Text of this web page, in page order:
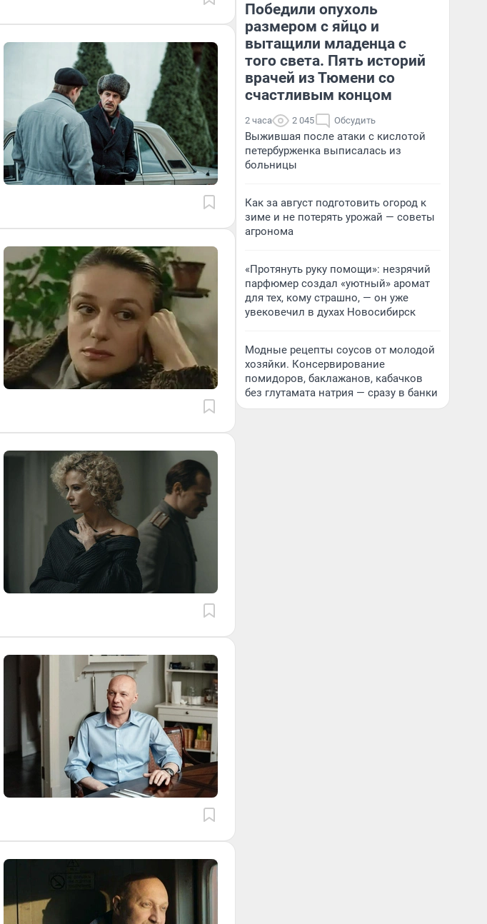
Победили опухоль
размером с яйцо и
вытащили младенца с
того света. Пять историй
врачей из Тюмени со
счастливым концом
2 часа 2 045 Обсудить
Выжившая после атаки с кислотой
петербурженка выписалась из
больницы
Как за август подготовить огород к
зиме и не потерять урожай — советы
агронома
«Протянуть руку помощи»: незрячий
парфюмер создал «уютный» аромат
для тех, кому страшно, — он уже
увековечил в духах Новосибирск
Модные рецепты соусов от молодой
хозяйки. Консервирование
помидоров, баклажанов, кабачков
без глутамата натрия — сразу в банки